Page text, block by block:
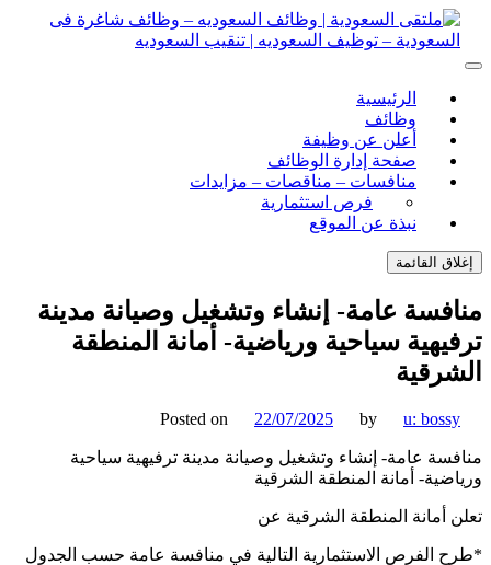
– توظيف السعوديه | تنقيب السعوديه
السعوديه | تنقيب السعوديه
الرئيسية
وظائف
أعلن عن وظيفة
صفحة إدارة الوظائف
منافسات – مناقصات – مزايدات
فرص استثمارية
نبذة عن الموقع
القائمة
عامة- إنشاء وتشغيل وصيانة مدينة
سياحية ورياضية- أمانة المنطقة
Posted on 22/07/2025 by u:
عامة- إنشاء وتشغيل وصيانة مدينة ترفيهية سياحية
أمانة المنطقة الشرقية
أمانة المنطقة الشرقية عن
الفرص الاستثمارية التالية في منافسة عامة حسب الجدول